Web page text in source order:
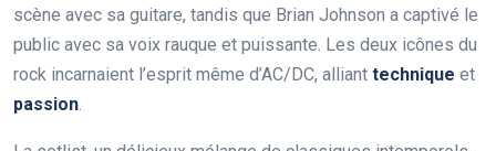
scène avec sa guitare, tandis que Brian Johnson a captivé le
public avec sa voix rauque et puissante. Les deux icônes du
rock incarnaient l’esprit même d’AC/DC, alliant technique et
passion.